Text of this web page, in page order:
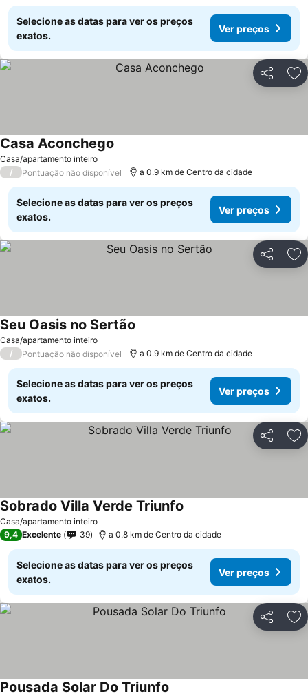
Selecione as datas para ver os preços
exatos.
Ver preços
Partilhar
Casa/apartamento inteiro
Casa Aconchego
/ Pontuação não disponível a 0.9 km de Centro da cidade
Selecione as datas para ver os preços
exatos.
Ver preços
Partilhar
Casa/apartamento inteiro
Seu Oasis no Sertão
/ Pontuação não disponível a 0.9 km de Centro da cidade
Selecione as datas para ver os preços
exatos.
Ver preços
Partilhar
Casa/apartamento inteiro
Sobrado Villa Verde Triunfo
9,4 Excelente 39 a 0.8 km de Centro da cidade
Selecione as datas para ver os preços
exatos.
Ver preços
Partilhar
Pousada Solar Do Triunfo